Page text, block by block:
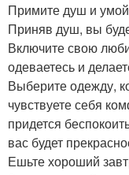
Примите душ и
Приняв душ, вы
Включите свою
одеваетесь и
Выберите одежду,
чувствуете себя
придется
вас будет
Ешьте хороший